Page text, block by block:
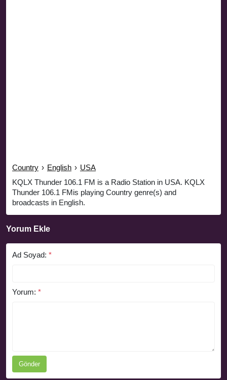
Country › English › USA
KQLX Thunder 106.1 FM is a Radio Station in USA. KQLX
Thunder 106.1 FMis playing Country genre(s) and
broadcasts in English.
Yorum Ekle
Ad Soyad: *
Yorum: *
Gönder